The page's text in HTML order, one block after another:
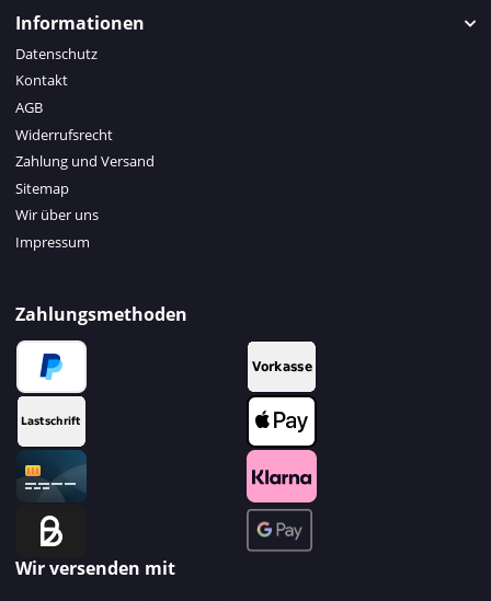
Informationen
Datenschutz
Kontakt
AGB
Widerrufsrecht
Zahlung und Versand
Sitemap
Wir über uns
Impressum
Zahlungsmethoden
Wir versenden mit